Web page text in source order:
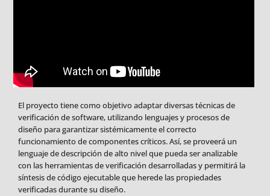
El proyecto tiene como objetivo adaptar diversas técnicas de
verificación de software, utilizando lenguajes y procesos de
diseño para garantizar sistémicamente el correcto
funcionamiento de componentes críticos. Así, se proveerá un
lenguaje de descripción de alto nivel que pueda ser analizable
con las herramientas de verificación desarrolladas y permitirá la
síntesis de código ejecutable que herede las propiedades
verificadas durante su diseño.